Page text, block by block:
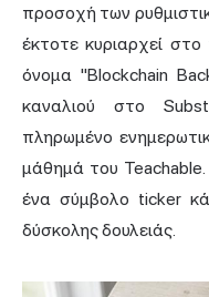
προσοχή των
έκτοτε κυριαρχεί
όνομα "Blockchain
καναλιού στο
πληρωμένο
μάθημά του Teachable.
ένα σύμβολο ticker
δύσκολης δουλειάς.